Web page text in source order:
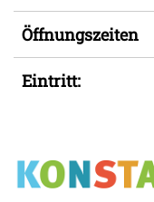
Öffnungszeiten
Eintritt: